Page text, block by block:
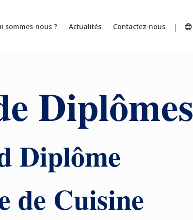
sommes-nous ? Actualités Contactez-nous
Diplômes
Diplôme
de Cuisine